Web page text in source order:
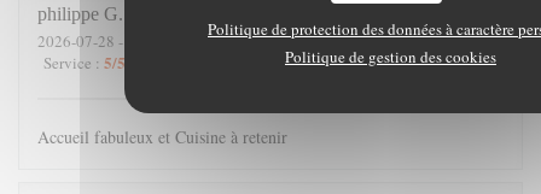
Politique de protection des données à caractère
Politique de gestion des cookies
philippe G
2026-07-28 - 19:45 - Couverts 3
Service : 5/5 Cuisine:5/5 Qualité / Prix:5/5
Accueil fabuleux et Cuisine à retenir